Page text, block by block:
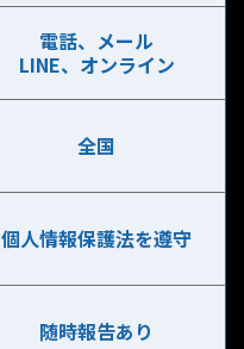
電話、メール
LINE、オンライン
全国
個人情報保護法を遵守
随時報告あり